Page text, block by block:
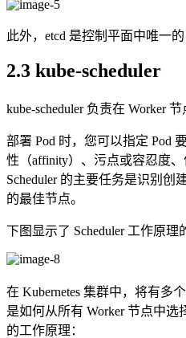
此外，etcd 是控制平面中唯一的
2.3 kube-scheduler
kube-scheduler 负责在 Worker 节
部署 Pod 时，您可以指定 Pod
性（affinity）、污点或容忍度
Scheduler 的主要任务是识别创
的最佳节点。
下图显示了 Scheduler 工作原理
在 Kubernetes 集群中，将有多
是如何从所有 Worker 节点中选
的工作原理：